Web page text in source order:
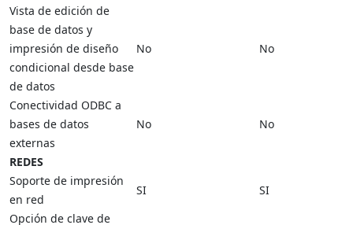
Vista de edición de
base de datos y
impresión de diseño
condicional desde base
de datos
No No
Conectividad ODBC a
bases de datos
externas
No No
REDES
Soporte de impresión
en red
SI
SI
Opción de clave de